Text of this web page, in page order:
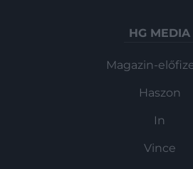
HG MEDIA
Magazin-
Haszon
In
Vince